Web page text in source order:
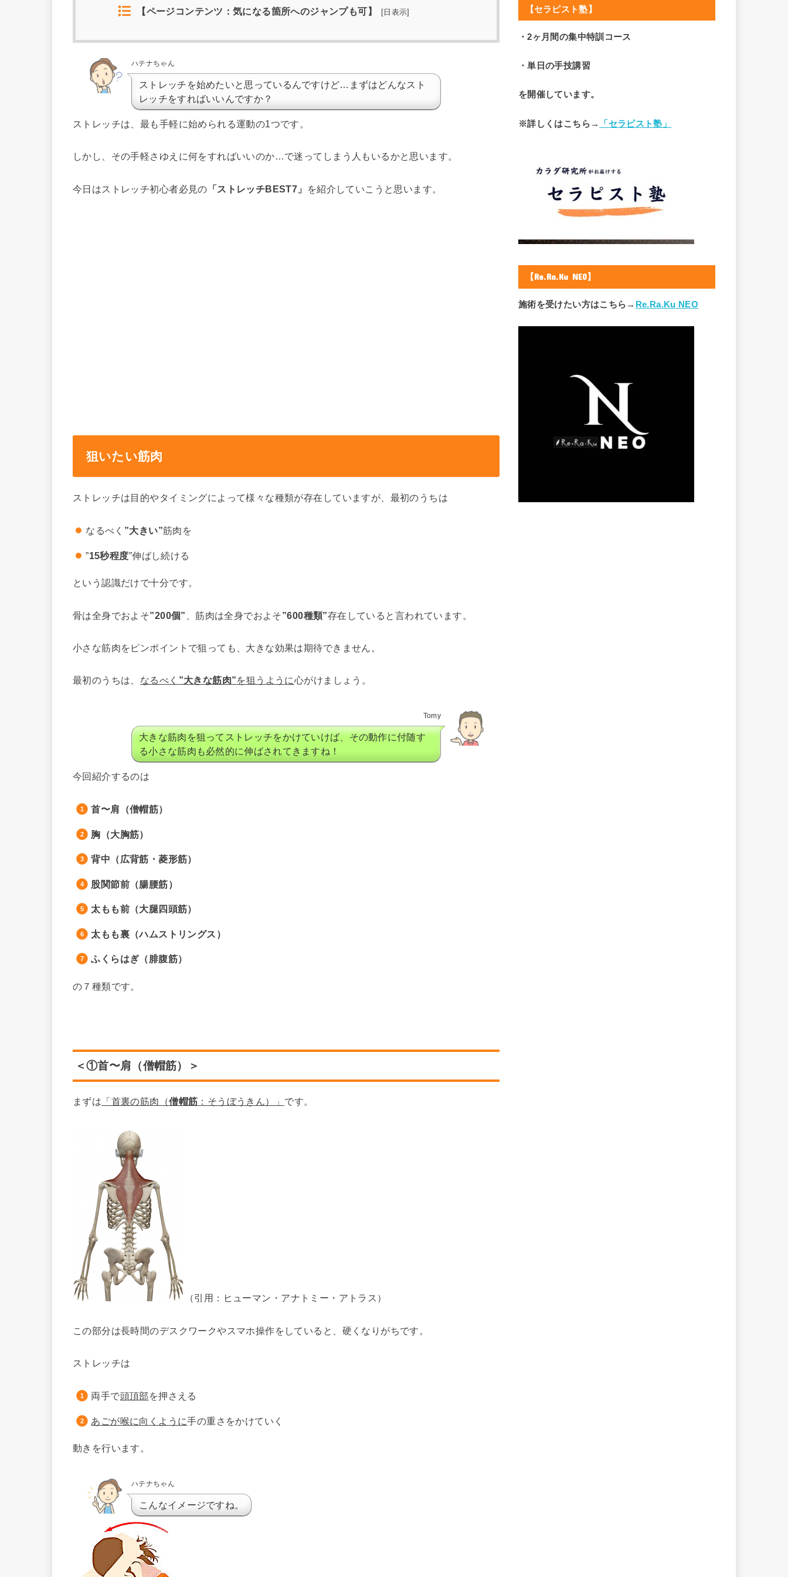
【ページコンテンツ：気になる箇所へのジャンプも可】 日表示
ハテナちゃん
ストレッチを始めたいと思っているんですけど…まずはどんなスト
レッチをすればいいんですか？
ストレッチは、最も手軽に始められる運動の1つです。
しかし、その手軽さゆえに何をすればいいのか…で迷ってしまう人もいるかと思います。
今日はストレッチ初心者必見の 「ストレッチBEST7」 を紹介していこうと思います。
狙いたい筋肉
ストレッチは目的やタイミングによって様々な種類が存在していますが、最初のうちは
なるべく ”大きい”筋肉を
”15秒程度”伸ばし続ける
という認識だけで十分です。
骨は全身でおよそ”200個” 、筋肉は全身でおよそ”600種類”存在していると言われています。
小さな筋肉をピンポイントで狙っても、大きな効果は期待できません。
最初のうちは、 なるべく ”大きな筋肉”を狙うように心がけましょう。
Tomy
大きな筋肉を狙ってストレッチをかけていけば、その動作に付随す
る小さな筋肉も必然的に伸ばされてきますね！
今回紹介するのは
首〜肩（僧帽筋）
胸（大胸筋）
背中（広背筋・菱形筋）
股関節前（腸腰筋）
太もも前（大腿四頭筋）
太もも裏（ハムストリングス）
ふくらはぎ（腓腹筋）
の７種類です。
＜①首〜肩（僧帽筋）＞
まずは 「首裏の筋肉（僧帽筋 ：そうぼうきん）」 です。
（引用：ヒューマン・アナトミー・アトラス）
この部分は長時間のデスクワークやスマホ操作をしていると、硬くなりがちです。
ストレッチは
両手で頭頂部 を押さえる
あごが喉に向くように手の重さをかけていく
動きを行います。
ハテナちゃん
こんなイメージですね。
【セラピスト塾】
・2ヶ月間の集中特訓コース
・単日の手技講習
を開催しています。
※詳しくはこちら→ 「セラピスト塾」
【Re.Ra.Ku NEO】
施術を受けたい方はこちら→ Re.Ra.Ku NEO